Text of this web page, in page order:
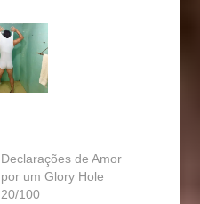
Declarações de Amor
por um Glory Hole
20/100